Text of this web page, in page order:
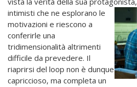
intimisti che ne esplorano le
motivazioni e riescono a
conferirle una
tridimensionalità altrimenti
difficile da prevedere. Il
riaprirsi del loop non è dunque
capriccioso, ma completa un